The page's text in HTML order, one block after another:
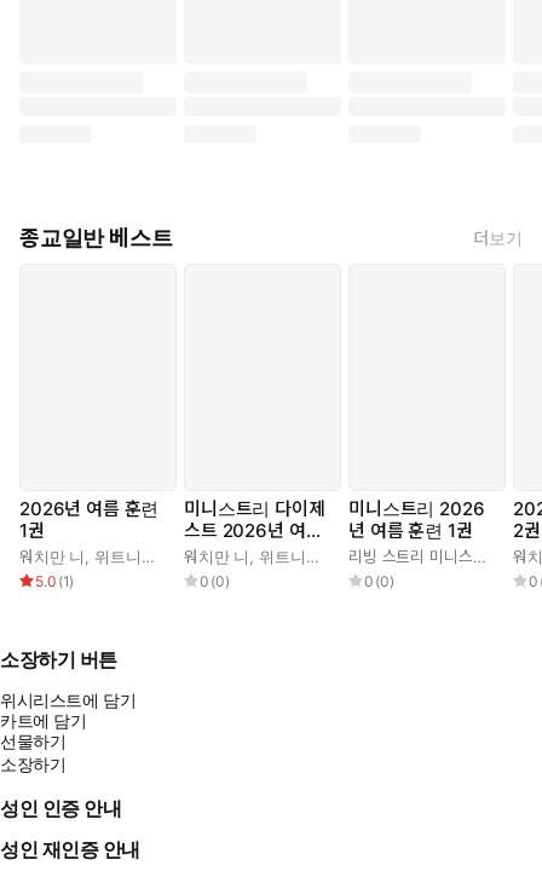
종교일반 베스트 더보기
2026년 여름 훈련
1권
워치만 니 위트니스 리
5.0 (1)
미니스트리 다이제
스트 2026년 여름
훈련 1권
워치만 니 위트니스 리
0 (0)
미니스트리 2026
년 여름 훈련 1권
리빙 스트리 미니스트리 편집부
0 (0)
2권
워
0
소장하기 버튼
위시리스트에 담기
카트에 담기
선물하기
소장하기
성인 인증 안내
성인 재인증 안내